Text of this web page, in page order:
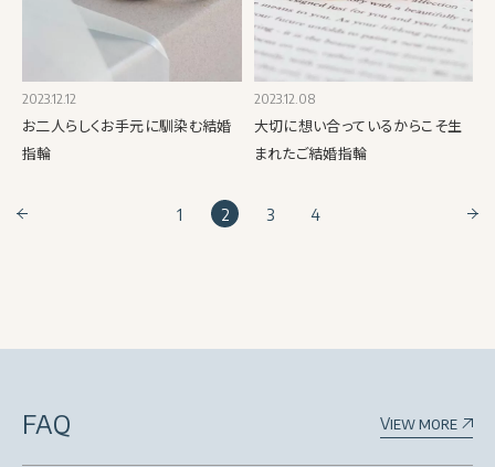
2023.12.12
お二人らしくお手元に馴染む結婚
指輪
2023.12.08
大切に想い合っているからこそ生
まれたご結婚指輪
1 2 3 4
FAQ View more